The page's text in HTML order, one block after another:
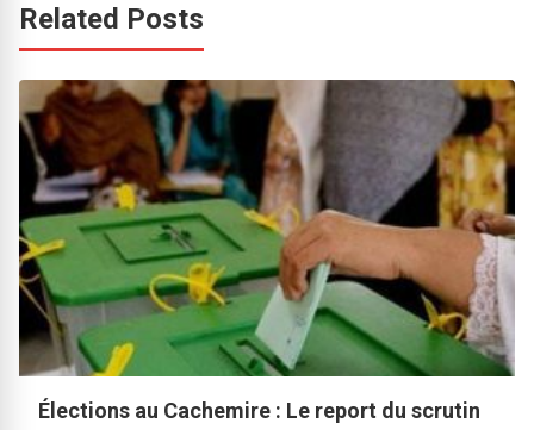
Related Posts
Élections au Cachemire : Le report du scrutin